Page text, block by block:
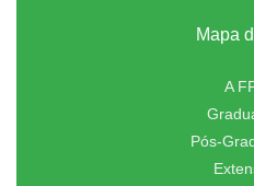
Mapa
A
Pós-